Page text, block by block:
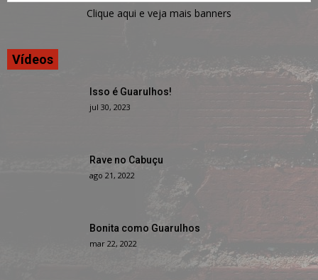
Clique aqui e veja mais banners
Vídeos
Isso é Guarulhos!
jul 30, 2023
Rave no Cabuçu
ago 21, 2022
Bonita como Guarulhos
mar 22, 2022